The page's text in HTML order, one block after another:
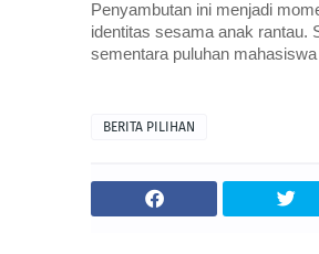
Penyambutan ini menjadi
identitas sesama anak rantau.
sementara puluhan
BERITA PILIHAN